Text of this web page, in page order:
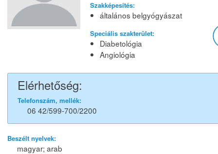
Szakképesítés:
általános belgyógyászat
Speciális szakterület:
Diabetológia
Angiológia
Elérhetőség:
Telefonszám, mellék:
06 42/599-700/2200
Beszélt nyelvek:
magyar; arab